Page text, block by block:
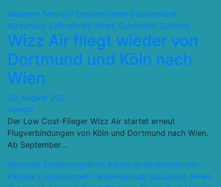
Besserer Service? Destinationen Deutschland
Kurzurlaub Luftverkehr News Österreich Schweiz
Wizz Air fliegt wieder von
Dortmund und Köln nach
Wien
26. August 2021
mango
Der Low Cost-Flieger Wizz Air startet erneut
Flugverbindungen von Köln und Dortmund nach Wien.
Ab September…
Aktionen Sonderangebote Allianzen Kooperationen
Kartelle Destinationen Familienurlaub Kurzurlaub News